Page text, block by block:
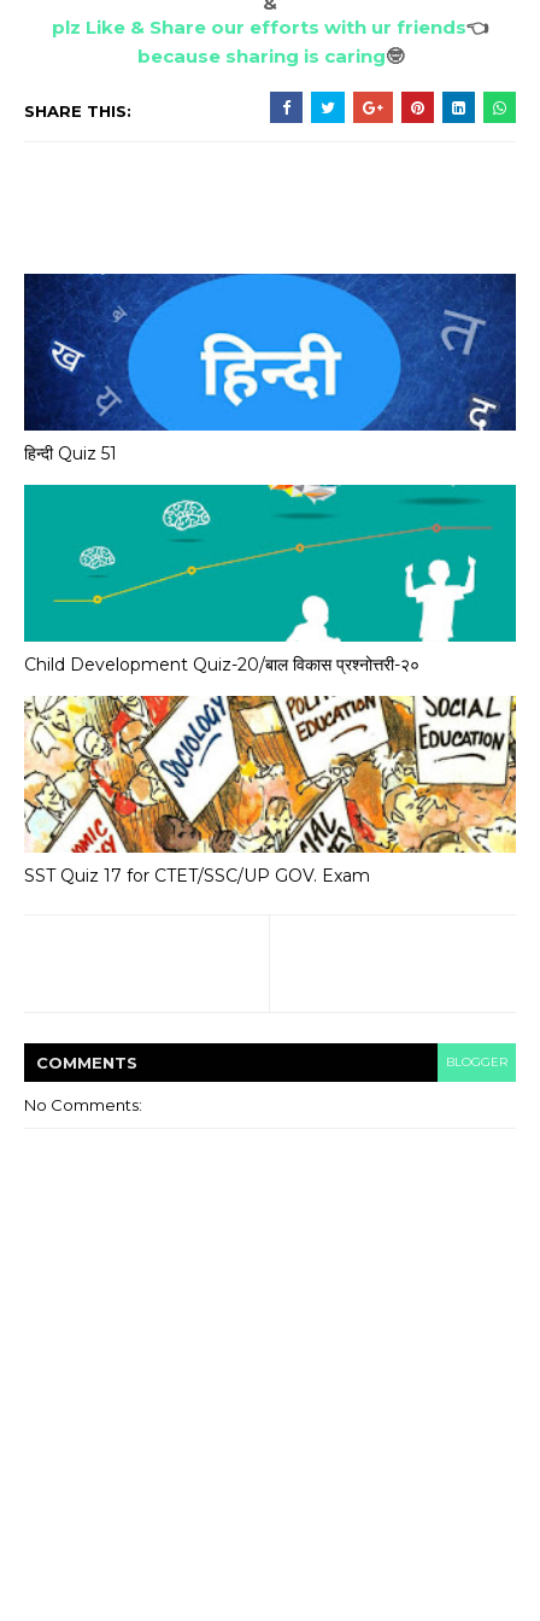
plz Like & Share our efforts with ur friends👈
because sharing is caring🤓
SHARE THIS:
हिन्दी Quiz 51
Child Development Quiz-20/बाल विकास प्रश्नोत्तरी-२०
SST Quiz 17 for CTET/SSC/UP GOV. Exam
COMMENTS BLOGGER
No Comments: